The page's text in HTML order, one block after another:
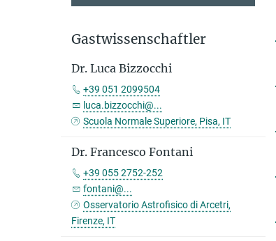
Gastwissenschaftler
Dr. Luca Bizzocchi
+39 051 2099504
luca.bizzocchi@...
Scuola Normale Superiore, Pisa, IT
Dr. Francesco Fontani
+39 055 2752-252
fontani@...
Osservatorio Astrofisico di Arcetri,
Firenze, IT